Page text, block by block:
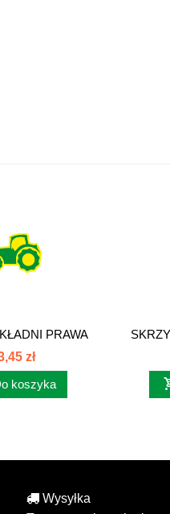
PRAWA
UNIA...
zł
koszyka
Wysyłka